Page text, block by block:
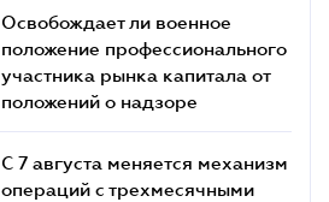
Освобождает ли военное
положение профессионального
участника рынка капитала от
положений о надзоре
С 7 августа меняется механизм
операций с трехмесячными